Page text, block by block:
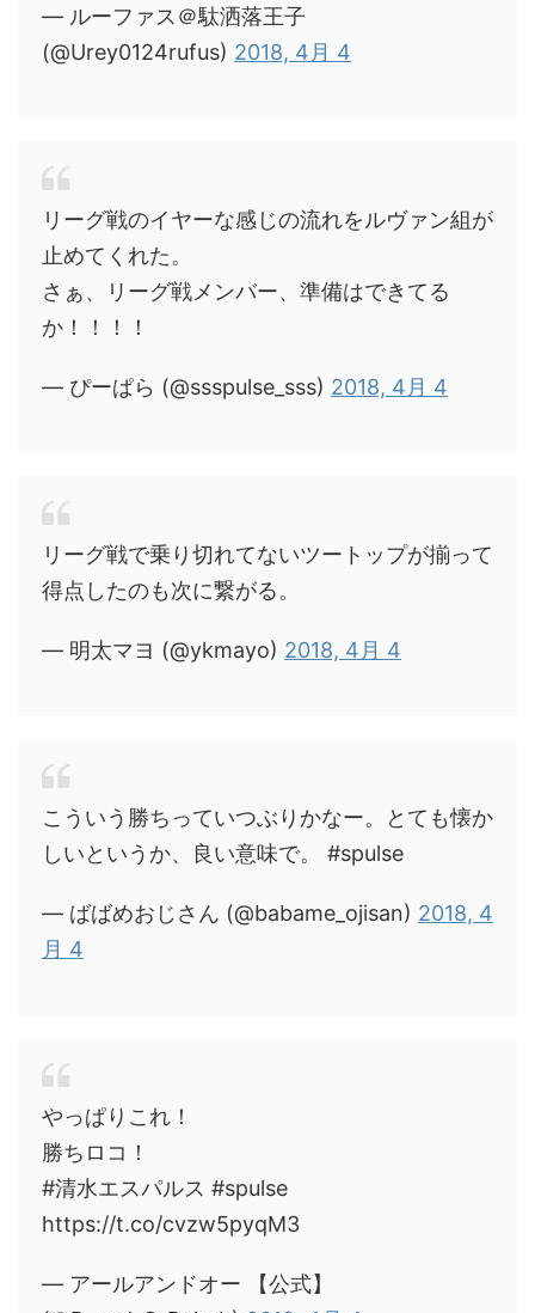
— ルーファス＠駄洒落王子
(@Urey0124rufus) 2018, 4月 4
リーグ戦のイヤーな感じの流れをルヴァン組が
止めてくれた。
さぁ、リーグ戦メンバー、準備はできてる
か！！！！
— ぴーぱら (@ssspulse_sss) 2018, 4月 4
リーグ戦で乗り切れてないツートップが揃って
得点したのも次に繋がる。
— 明太マヨ (@ykmayo) 2018, 4月 4
こういう勝ちっていつぶりかなー。とても懐か
しいというか、良い意味で。 #spulse
— ばばめおじさん (@babame_ojisan) 2018, 4
月 4
やっぱりこれ！
勝ちロコ！
#清水エスパルス #spulse
https://t.co/cvzw5pyqM3
— アールアンドオー 【公式】